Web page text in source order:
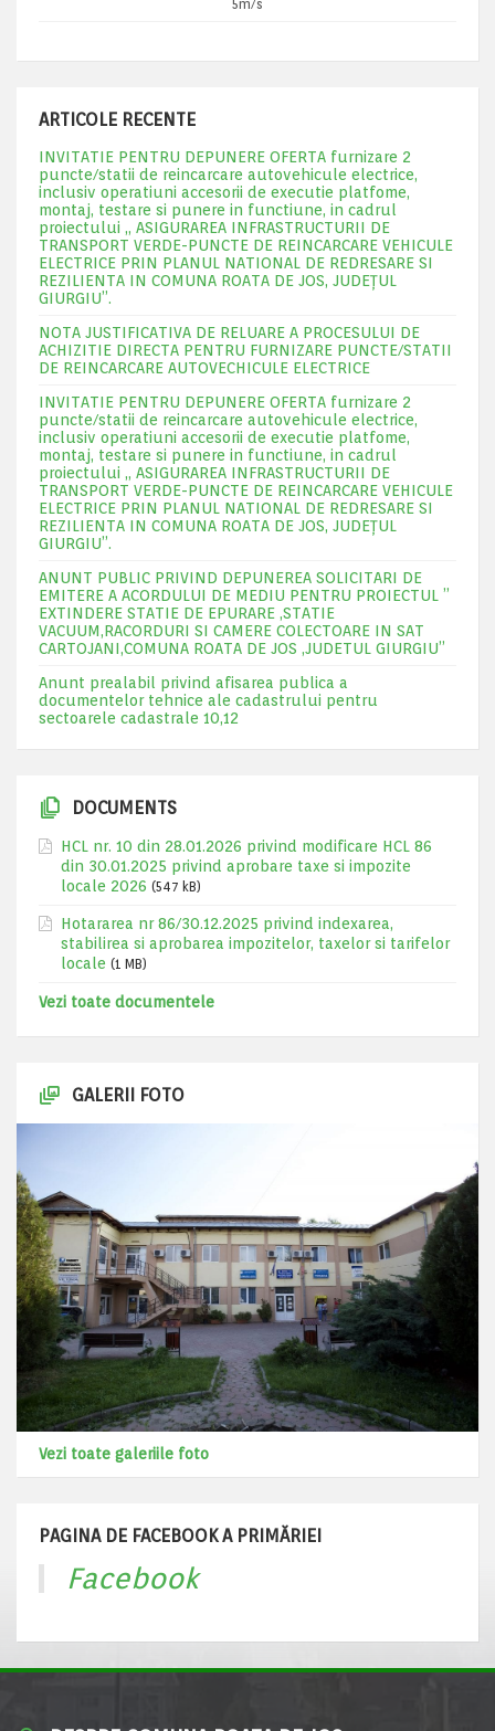
5m/s
ARTICOLE RECENTE
INVITATIE PENTRU DEPUNERE OFERTA furnizare 2
puncte/statii de reincarcare autovehicule electrice,
inclusiv operatiuni accesorii de executie platfome,
montaj, testare si punere in functiune, in cadrul
proiectului „ ASIGURAREA INFRASTRUCTURII DE
TRANSPORT VERDE-PUNCTE DE REINCARCARE VEHICULE
ELECTRICE PRIN PLANUL NATIONAL DE REDRESARE SI
REZILIENTA IN COMUNA ROATA DE JOS, JUDEŢUL
GIURGIU”.
NOTA JUSTIFICATIVA DE RELUARE A PROCESULUI DE
ACHIZITIE DIRECTA PENTRU FURNIZARE PUNCTE/STATII
DE REINCARCARE AUTOVECHICULE ELECTRICE
INVITATIE PENTRU DEPUNERE OFERTA furnizare 2
puncte/statii de reincarcare autovehicule electrice,
inclusiv operatiuni accesorii de executie platfome,
montaj, testare si punere in functiune, in cadrul
proiectului „ ASIGURAREA INFRASTRUCTURII DE
TRANSPORT VERDE-PUNCTE DE REINCARCARE VEHICULE
ELECTRICE PRIN PLANUL NATIONAL DE REDRESARE SI
REZILIENTA IN COMUNA ROATA DE JOS, JUDEŢUL
GIURGIU”.
ANUNT PUBLIC PRIVIND DEPUNEREA SOLICITARI DE
EMITERE A ACORDULUI DE MEDIU PENTRU PROIECTUL ”
EXTINDERE STATIE DE EPURARE ,STATIE
VACUUM,RACORDURI SI CAMERE COLECTOARE IN SAT
CARTOJANI,COMUNA ROATA DE JOS ,JUDETUL GIURGIU”
Anunt prealabil privind afisarea publica a
documentelor tehnice ale cadastrului pentru
sectoarele cadastrale 10,12
DOCUMENTS
HCL nr. 10 din 28.01.2026 privind modificare HCL 86
din 30.01.2025 privind aprobare taxe si impozite
locale 2026 (547 kB)
Hotararea nr 86/30.12.2025 privind indexarea,
stabilirea si aprobarea impozitelor, taxelor si tarifelor
locale (1 MB)
Vezi toate documentele
GALERII FOTO
Vezi toate galeriile foto
PAGINA DE FACEBOOK A PRIMĂRIEI
Facebook